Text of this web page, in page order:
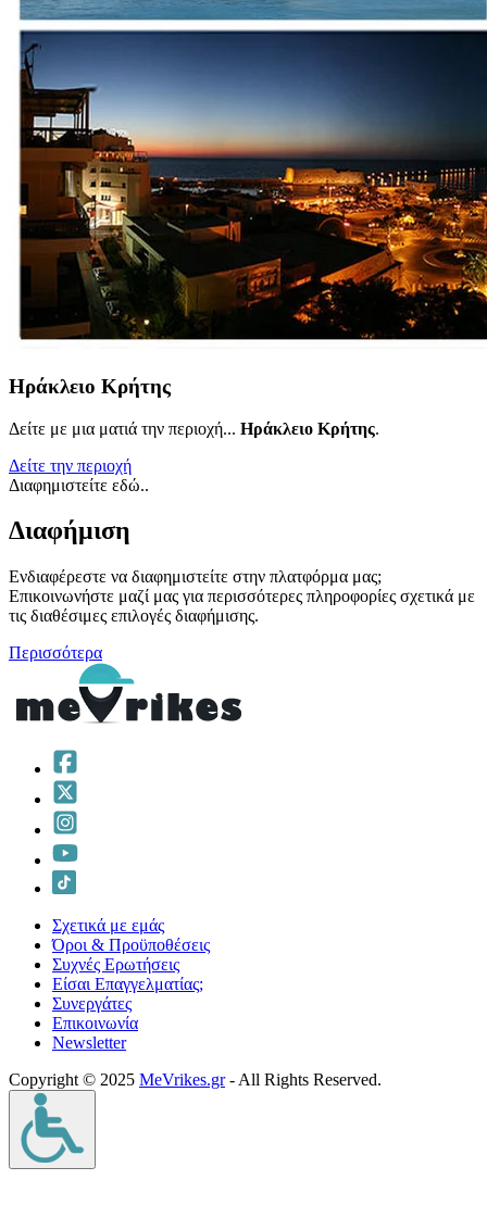
Ηράκλειο Κρήτης
Δείτε με μια ματιά την περιοχή... Ηράκλειο Κρήτης.
Δείτε την περιοχή
Διαφημιστείτε εδώ..
Διαφήμιση
Ενδιαφέρεστε να διαφημιστείτε στην πλατφόρμα μας;
Επικοινωνήστε μαζί μας για περισσότερες πληροφορίες σχετικά με
τις διαθέσιμες επιλογές διαφήμισης.
Περισσότερα
Σχετικά με εμάς
Όροι & Προϋποθέσεις
Συχνές Ερωτήσεις
Είσαι Επαγγελματίας;
Συνεργάτες
Επικοινωνία
Νewsletter
Copyright © 2025 MeVrikes.gr- All Rights Reserved.